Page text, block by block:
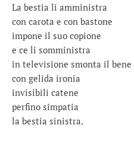
La bestia li amministra
con carota e con bastone
impone il suo copione
e ce li somministra
in televisione smonta il bene
con gelida ironia
invisibili catene
perfino simpatia
la bestia sinistra.